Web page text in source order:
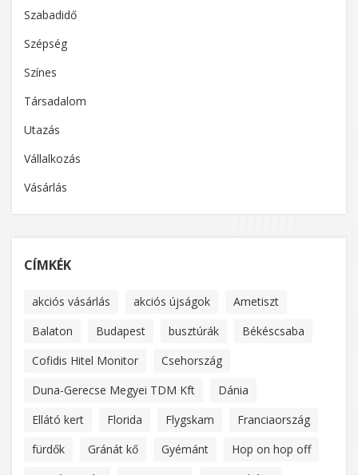
Szabadidő
Szépség
Színes
Társadalom
Utazás
Vállalkozás
Vásárlás
CÍMKÉK
akciós vásárlás akciós újságok
Ametiszt
Balaton
Budapest busztúrák
Békéscsaba
Cofidis Hitel Monitor
Csehország
Duna-Gerecse Megyei TDM Kft
Dánia
Ellátó kert
Florida Flygskam
Franciaország
fürdők
Gránát kő Gyémánt
Hop on hop off